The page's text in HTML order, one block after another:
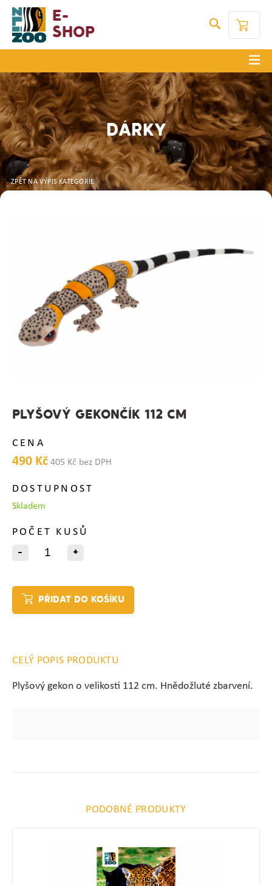
E-
Shop
DÁRKY
ZPĚT NA VÝPIS KATEGORIE
PLYŠOVÝ GEKONČÍK 112 CM
CENA
490 Kč 405 Kč bez DPH
DOSTUPNOST
Skladem
POČET KUSŮ
-
+
PŘIDAT DO KOŠÍKU
CELÝ POPIS PRODUKTU
Plyšový gekon o velikosti 112 cm. Hnědožluté zbarvení.
PODOBNÉ PRODUKTY